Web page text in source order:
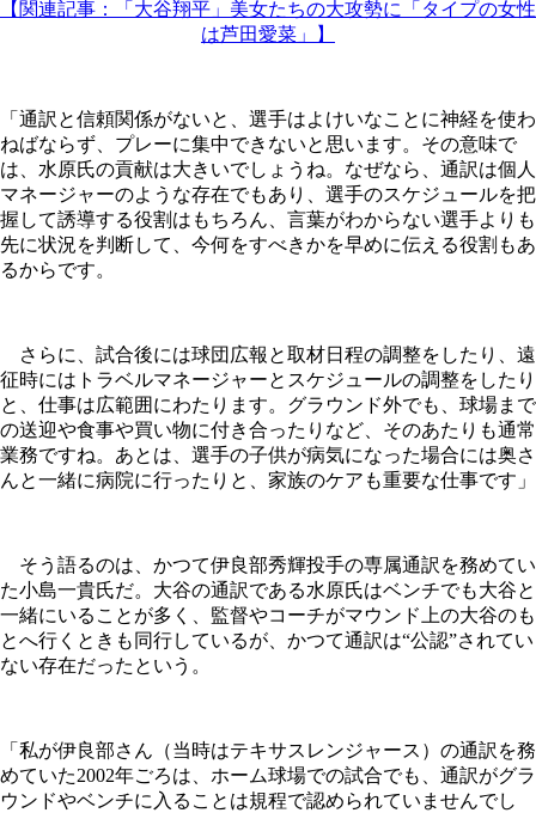
【関連記事：「大谷翔平」美女たちの大攻勢に「タイプの女性
は芦田愛菜」】
「通訳と信頼関係がないと、選手はよけいなことに神経を使わ
ねばならず、プレーに集中できないと思います。その意味で
は、水原氏の貢献は大きいでしょうね。なぜなら、通訳は個人
マネージャーのような存在でもあり、選手のスケジュールを把
握して誘導する役割はもちろん、言葉がわからない選手よりも
先に状況を判断して、今何をすべきかを早めに伝える役割もあ
るからです。
さらに、試合後には球団広報と取材日程の調整をしたり、遠
征時にはトラベルマネージャーとスケジュールの調整をしたり
と、仕事は広範囲にわたります。グラウンド外でも、球場まで
の送迎や食事や買い物に付き合ったりなど、そのあたりも通常
業務ですね。あとは、選手の子供が病気になった場合には奥さ
んと一緒に病院に行ったりと、家族のケアも重要な仕事です」
そう語るのは、かつて伊良部秀輝投手の専属通訳を務めてい
た小島一貴氏だ。大谷の通訳である水原氏はベンチでも大谷と
一緒にいることが多く、監督やコーチがマウンド上の大谷のも
とへ行くときも同行しているが、かつて通訳は“公認”されてい
ない存在だったという。
「私が伊良部さん（当時はテキサスレンジャース）の通訳を務
めていた2002年ごろは、ホーム球場での試合でも、通訳がグラ
ウンドやベンチに入ることは規程で認められていませんでし